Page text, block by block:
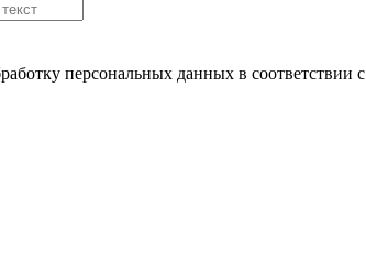
персональных данных в соответствии с